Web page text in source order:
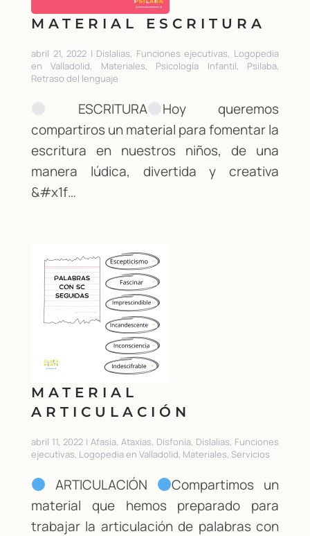
MATERIAL ESCRITURA
abril 21, 2022 | Dislalias, Funciones ejecutivas, Logopedia
en Valladolid, Materiales, Psicología Infantil, Psilaba,
Retraso del lenguaje
ESCRITURA
Hoy queremos
compartiros un material para fomentar la
escritura en nuestros niños, de una
manera lúdica, divertida y creativa
&#x1f…
MATERIAL
ARTICULACIÓN
abril 11, 2022 | Afasia, Ataxias, Disfonía, Dislalias, Funciones
ejecutivas, Logopedia en Valladolid, Materiales, Servicios
ARTICULACIÓN
Compartimos un
material que hemos preparado para
trabajar la articulación de palabras con